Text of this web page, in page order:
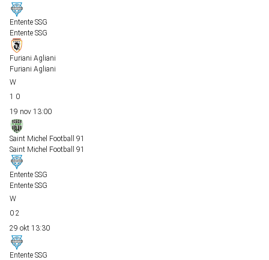
Entente SSG
Entente SSG
Furiani Agliani
Furiani Agliani
1 0
19 nov 13:00
Saint Michel Football 91
Saint Michel Football 91
Entente SSG
Entente SSG
0 2
29 okt 13:30
Entente SSG